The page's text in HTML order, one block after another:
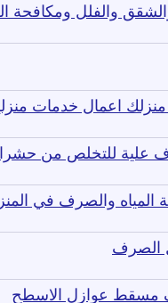
والفلل ومكافحة
اعمال خدمات
علية للتخلص من
والصرف في
الصرف
مسقط عوازل الاسطح